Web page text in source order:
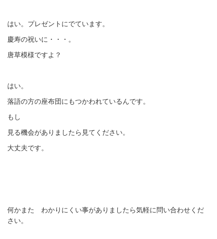
はい。プレゼントにでています。
慶寿の祝いに・・・。
唐草模様ですよ？
はい。
落語の方の座布団にもつかわれているんです。
もし
見る機会がありましたら見てください。
大丈夫です。
何かまた わかりにくい事がありましたら気軽に問い合わせくだ
さい。